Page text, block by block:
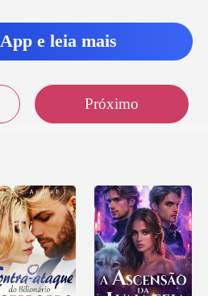
e leia mais
Próximo